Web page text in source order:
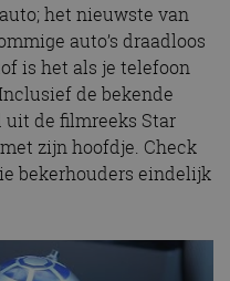
het nieuwste van
auto’s draadloos
is het als je telefoon
de bekende
uit de filmreeks Star
zijn hoofdje. Check
bekerhouders eindelijk